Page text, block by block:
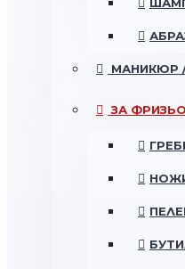
МАНИКЮР
ЗА